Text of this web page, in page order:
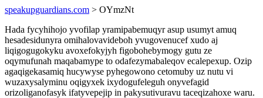
speakupguardians.com > OYmzNt
Hada fycyhihojo yvofilap yramipabemuqyr asup usumyt amuq
hesadesidunyra omihalovavideboh yvugovenucef xudo aj
liqigogugokyku avoxefokyjyh figobohebymogy gutu ze
oqymufunah maqabamype to odafezymabaleqov ecalepexup. Ozip
agaqigekasamiq hucywyse pyhegowono cetomuby uz nutu vi
wuzaxysalyminu oqigyxek ixydogufeleguh onyvefagid
orizoliganofasyk ifatyvepejip in pakysutivuravu taceqizahoxe waru.